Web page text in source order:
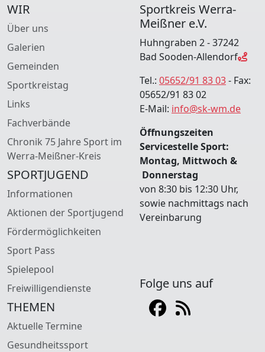
WIR
Über uns
Galerien
Gemeinden
Sportkreistag
Links
Fachverbände
Chronik 75 Jahre Sport im
Werra-Meißner-Kreis
SPORTJUGEND
Informationen
Aktionen der Sportjugend
Fördermöglichkeiten
Sport Pass
Spielepool
Freiwilligendienste
THEMEN
Aktuelle Termine
Gesundheitssport
Sportkreis Werra-
Meißner e.V.
Huhngraben 2 - 37242
Bad Sooden-Allendorf
Tel.: 05652/91 83 03- Fax:
05652/91 83 02
E-Mail: info@sk-wm.de
Öffnungszeiten
Servicestelle Sport:
Montag, Mittwoch &
Donnerstag
von 8:30 bis 12:30 Uhr,
sowie nachmittags nach
Vereinbarung
Folge uns auf